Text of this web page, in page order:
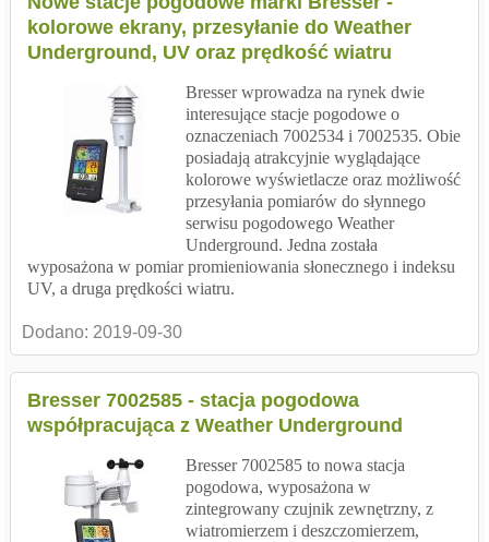
kolorowe ekrany, przesyłanie do Weather
Underground, UV oraz prędkość wiatru
Bresser wprowadza na rynek dwie
interesujące stacje pogodowe o
oznaczeniach 7002534 i 7002535. Obie
posiadają atrakcyjnie wyglądające
kolorowe wyświetlacze oraz możliwość
przesyłania pomiarów do słynnego
serwisu pogodowego Weather
Underground. Jedna została
wyposażona w pomiar promieniowania słonecznego i indeksu
UV, a druga prędkości wiatru.
Dodano: 2019-09-30
Bresser 7002585 - stacja pogodowa
współpracująca z Weather Underground
Bresser 7002585 to nowa stacja
pogodowa, wyposażona w
zintegrowany czujnik zewnętrzny, z
wiatromierzem i deszczomierzem,